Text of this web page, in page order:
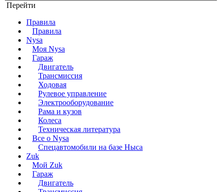
Перейти
Правила
Правила
Nysa
Моя Nysa
Гараж
Двигатель
Трансмиссия
Ходовая
Рулевое управление
Электрооборудование
Рама и кузов
Колеса
Техническая литература
Все о Nysa
Спецавтомобили на базе Ныса
Zuk
Мой Zuk
Гараж
Двигатель